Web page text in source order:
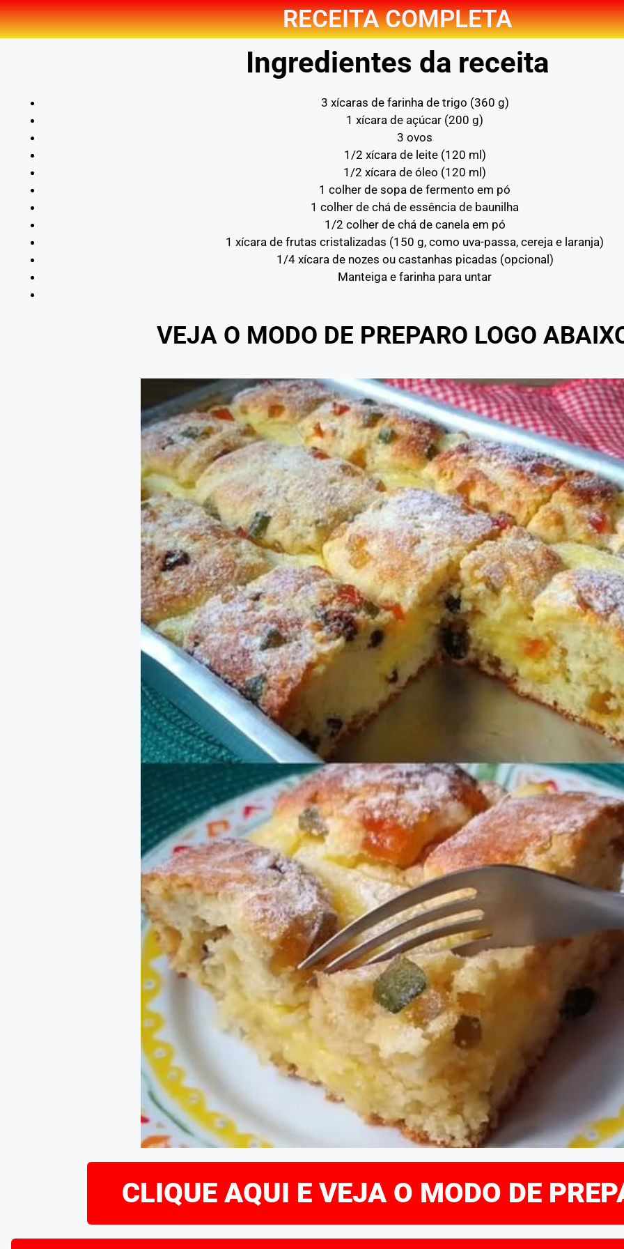
RECEITA COMPLETA
Ingredientes da receita
3 xícaras de farinha de trigo (360 g)
1 xícara de açúcar (200 g)
3 ovos
1/2 xícara de leite (120 ml)
1/2 xícara de óleo (120 ml)
1 colher de sopa de fermento em pó
1 colher de chá de essência de baunilha
1/2 colher de chá de canela em pó
1 xícara de frutas cristalizadas (150 g, como uva-passa, cereja e laranja)
1/4 xícara de nozes ou castanhas picadas (opcional)
Manteiga e farinha para untar
VEJA O MODO DE PREPARO LOGO
CLIQUE AQUI E VEJA O MODO DE